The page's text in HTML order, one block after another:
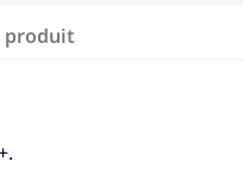
produit